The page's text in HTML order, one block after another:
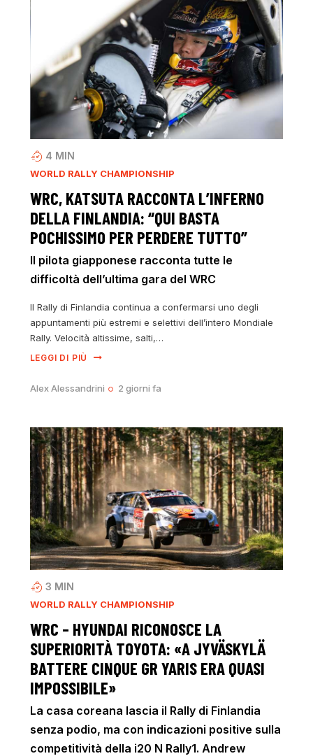
4 MIN
WORLD RALLY CHAMPIONSHIP
WRC, KATSUTA RACCONTA L’INFERNO
DELLA FINLANDIA: “QUI BASTA
POCHISSIMO PER PERDERE TUTTO”
Il pilota giapponese racconta tutte le
difficoltà dell’ultima gara del WRC
Il Rally di Finlandia continua a confermarsi uno degli
appuntamenti più estremi e selettivi dell’intero Mondiale
Rally. Velocità altissime, salti,…
LEGGI DI PIÙ
Alex Alessandrini 2 giorni fa
3 MIN
WORLD RALLY CHAMPIONSHIP
WRC – HYUNDAI RICONOSCE LA
SUPERIORITÀ TOYOTA: «A JYVÄSKYLÄ
BATTERE CINQUE GR YARIS ERA QUASI
IMPOSSIBILE»
La casa coreana lascia il Rally di Finlandia
senza podio, ma con indicazioni positive sulla
competitività della i20 N Rally1. Andrew